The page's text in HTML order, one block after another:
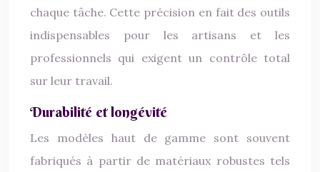
chaque tâche. Cette précision en fait des outils
indispensables pour les artisans et les
professionnels qui exigent un contrôle total
sur leur travail.
Durabilité et longévité
Les modèles haut de gamme sont souvent
fabriqués à partir de matériaux robustes tels